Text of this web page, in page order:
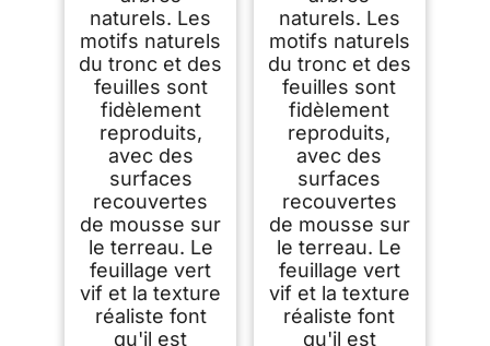
naturels. Les
motifs naturels
du tronc et des
feuilles sont
fidèlement
reproduits,
avec des
surfaces
recouvertes
de mousse sur
le terreau. Le
feuillage vert
vif et la texture
réaliste font
qu'il est
naturels. Les
motifs naturels
du tronc et des
feuilles sont
fidèlement
reproduits,
avec des
surfaces
recouvertes
de mousse sur
le terreau. Le
feuillage vert
vif et la texture
réaliste font
qu'il est